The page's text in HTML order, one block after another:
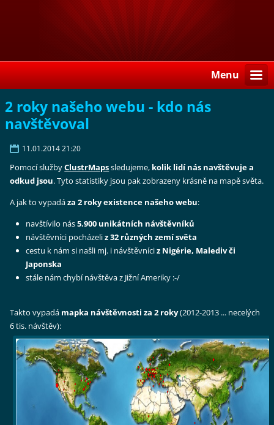
Menu
2 roky našeho webu - kdo nás
navštěvoval
11.01.2014 21:20
Pomocí službyClustrMapssledujeme, kolik lidí nás navštěvuje a
odkud jsou. Tyto statistiky jsou pak zobrazeny krásně na mapě světa.
A jak to vypadáza 2 roky existence našeho webu:
navštívilo nás5.900 unikátních návštěvníků
návštěvníci pocházeliz 32 různých zemí světa
cestu k nám si našli mj. i návštěvníciz Nigérie, Malediv či
Japonska
stále nám chybí návštěva z Jižní Ameriky :-/
Takto vypadá mapka návštěvnosti za 2 roky(2012-2013 ... necelých
6 tis. návštěv):